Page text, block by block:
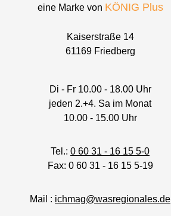
eine Marke von KÖNIG Plus
Kaiserstraße 14
61169 Friedberg
Di - Fr 10.00 - 18.00 Uhr
jeden 2.+4. Sa im Monat
10.00 - 15.00 Uhr
Tel.: 0 60 31 - 16 15 5-0
Fax: 0 60 31 - 16 15 5-19
Mail : ichmag@wasregionales.de